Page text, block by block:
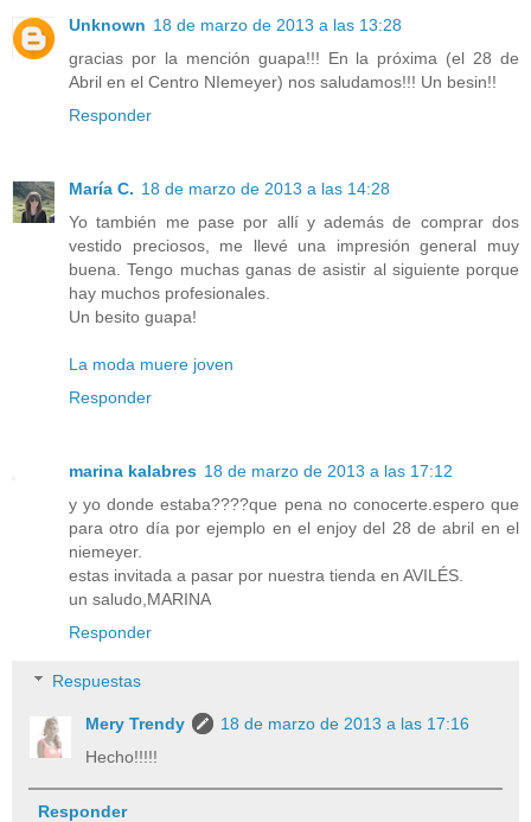
Unknown 18 de marzo de 2013 a las 13:28
gracias por la mención guapa!!! En la próxima (el 28 de
Abril en el Centro NIemeyer) nos saludamos!!! Un besin!!
Responder
María C. 18 de marzo de 2013 a las 14:28
Yo también me pase por allí y además de comprar dos
vestido preciosos, me llevé una impresión general muy
buena. Tengo muchas ganas de asistir al siguiente porque
hay muchos profesionales.
Un besito guapa!
La moda muere joven
Responder
marina kalabres 18 de marzo de 2013 a las 17:12
y yo donde estaba????que pena no conocerte.espero que
para otro día por ejemplo en el enjoy del 28 de abril en el
niemeyer.
estas invitada a pasar por nuestra tienda en AVILÉS.
un saludo,MARINA
Responder
Respuestas
Mery Trendy
18 de marzo de 2013 a las 17:16
Hecho!!!!!
Responder